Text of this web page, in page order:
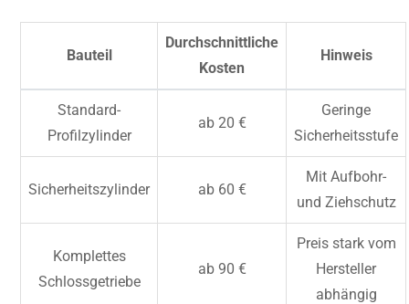
Bauteil
Durchschnittliche
Kosten
Hinweis
Standard-
Profilzylinder
ab 20 €
Geringe
Sicherheitsstufe
Sicherheitszylinder ab 60 €
Mit Aufbohr-
und Ziehschutz
Komplettes
Schlossgetriebe
ab 90 €
Preis stark vom
Hersteller
abhängig